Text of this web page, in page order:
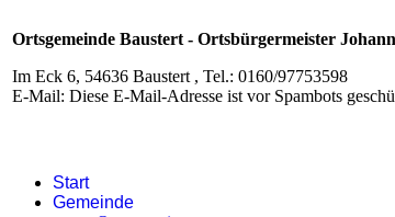
Ortsgemeinde Baustert - Ortsbürgermeister
Im Eck 6, 54636 Baustert , Tel.: 0160/97753598
E-Mail: Diese E-Mail-Adresse ist vor Spambots
Start
Gemeinde